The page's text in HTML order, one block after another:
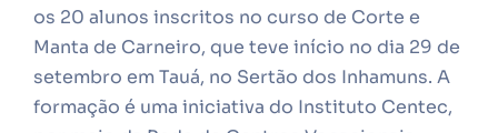
os 20 alunos inscritos no curso de Corte e
Manta de Carneiro, que teve início no dia 29 de
setembro em Tauá, no Sertão dos Inhamuns. A
formação é uma iniciativa do Instituto Centec,